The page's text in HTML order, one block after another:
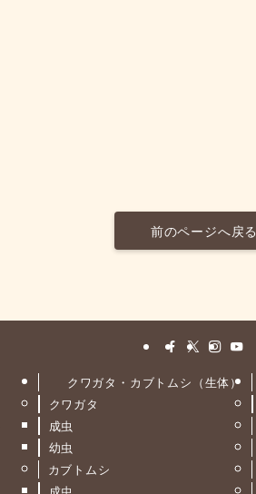
前のページへ戻る
クワガタ・カブトムシ（生体）
クワガタ
成虫
幼虫
カブトムシ
成虫